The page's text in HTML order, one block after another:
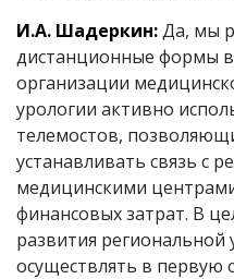
И.А. Шадеркин:Да, мы
дистанционные формы
организации
урологии активно
телемостов,
устанавливать связь с
медицинскими
финансовых затрат. В
развития
осуществлять в первую